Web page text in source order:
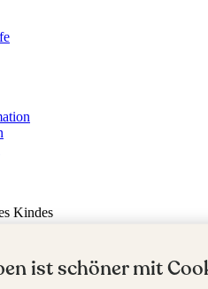
Kindes
ist schöner mit